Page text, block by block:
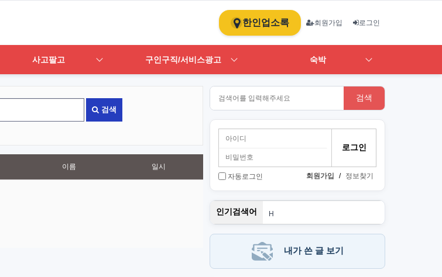
한인업소록 회원가입 로그인
사고팔고 구인구직/서비스광고 숙박
검색
이름 일시
검색
자동로그인 회원가입 / 정보찾기
인기검색어
H
1
뉴몰
PT
내가 쓴 글 보기